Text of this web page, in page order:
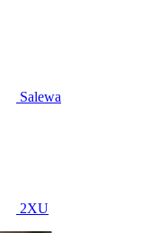
Salewa
2XU